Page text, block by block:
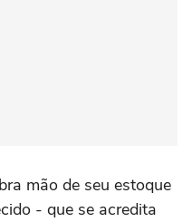
mão de seu estoque
- que se acredita